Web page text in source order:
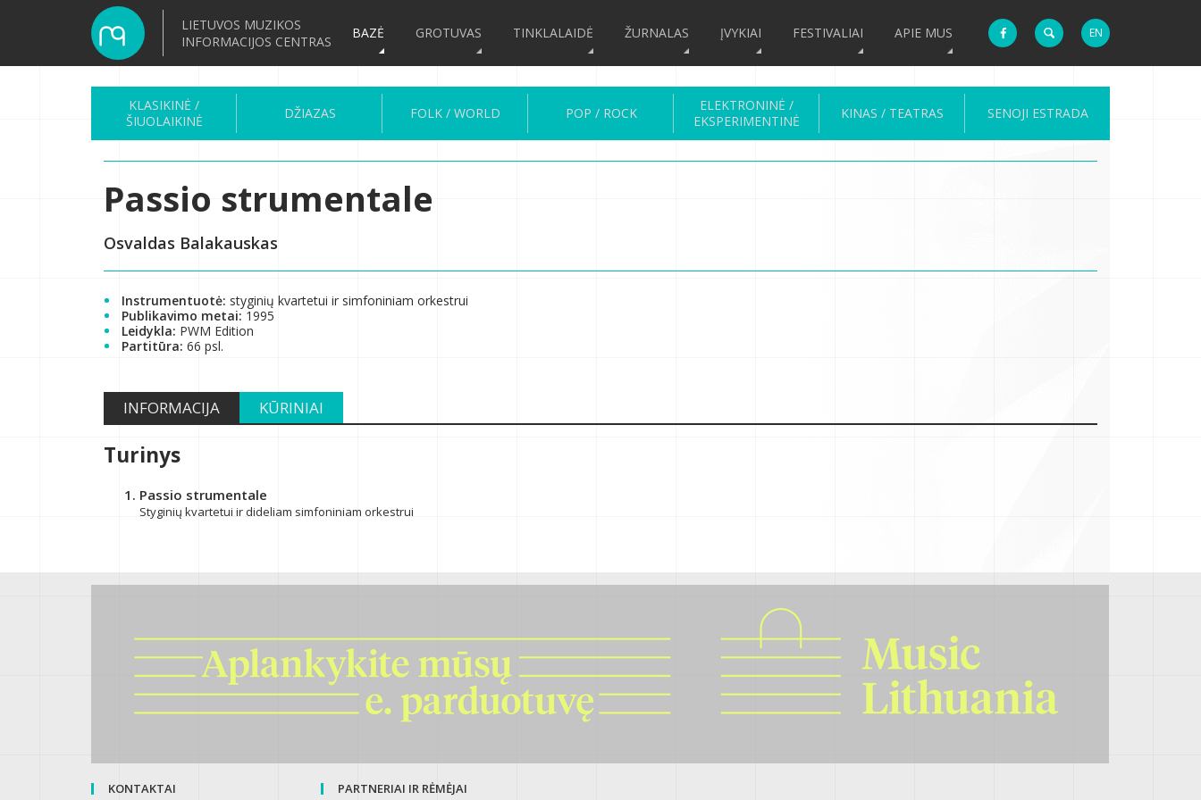
LIETUVOS MUZIKOS
INFORMACIJOS CENTRAS
EN
BAZĖ GROTUVAS TINKLALAIDĖ ŽURNALAS ĮVYKIAI FESTIVALIAI APIE MUS
KLASIKINĖ /
ŠIUOLAIKINĖ
DŽIAZAS FOLK / WORLD POP / ROCK
ELEKTRONINĖ /
EKSPERIMENTINĖ
KINAS / TEATRAS SENOJI ESTRADA
Passio strumentale
Osvaldas Balakauskas
Instrumentuotė: styginių kvartetui ir simfoniniam orkestrui
Publikavimo metai: 1995
Leidykla: PWM Edition
Partitūra: 66 psl.
INFORMACIJA KŪRINIAI
Turinys
Passio strumentale
Styginių kvartetui ir dideliam simfoniniam orkestrui
KONTAKTAI PARTNERIAI IR RĖMĖJAI